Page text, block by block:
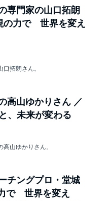
る人々がさらなる一歩踏み
る。
専門家の山口拓朗
の力で 世界を変え
拓朗さん。
拓朗ライティングサロン主
ー＆インタビュアーとして独
があり、著書は27冊、中国・
超えている、伝わる文章の
ぎない、とおっしゃる。文章
るお話を聞くことで、なぜ彼
わかりました。拓ちゃんの本
高山ゆかりさん ／
、未来が変わる
山ゆかりさん。
信されており、Podcastは
き、人気な理由がわかった。
チングプロ・堂城
で 世界を変え